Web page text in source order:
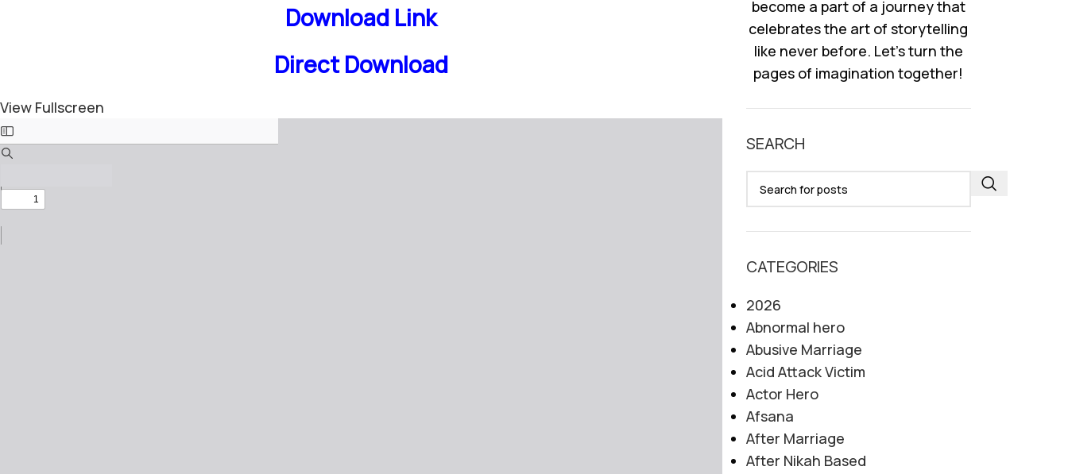
Download Link
Direct Download
View Fullscreen
become a part of a journey that
celebrates the art of storytelling
like never before. Let’s turn the
pages of imagination together!
SEARCH
CATEGORIES
2026
Abnormal hero
Abusive Marriage
Acid Attack Victim
Actor Hero
Afsana
After Marriage
After Nikah Based